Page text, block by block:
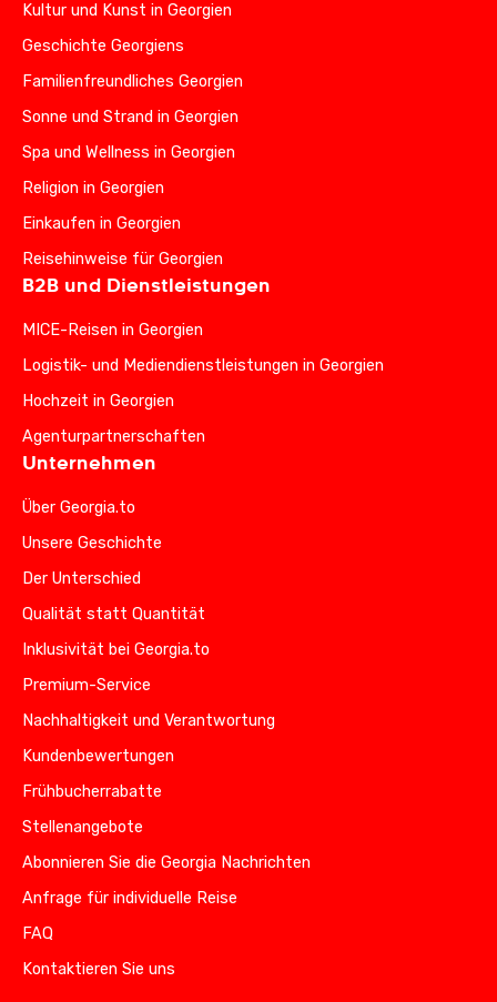
Kultur und Kunst in Georgien
Geschichte Georgiens
Familienfreundliches Georgien
Sonne und Strand in Georgien
Spa und Wellness in Georgien
Religion in Georgien
Einkaufen in Georgien
Reisehinweise für Georgien
B2B und Dienstleistungen
MICE-Reisen in Georgien
Logistik- und Mediendienstleistungen in Georgien
Hochzeit in Georgien
Agenturpartnerschaften
Unternehmen
Über Georgia.to
Unsere Geschichte
Der Unterschied
Qualität statt Quantität
Inklusivität bei Georgia.to
Premium-Service
Nachhaltigkeit und Verantwortung
Kundenbewertungen
Frühbucherrabatte
Stellenangebote
Abonnieren Sie die Georgia Nachrichten
Anfrage für individuelle Reise
FAQ
Kontaktieren Sie uns